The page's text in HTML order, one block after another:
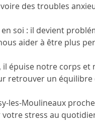
des troubles
en soi : il devient
aider à être plus
, il épuise notre corps et
retrouver un
les-Moulineaux
stress au